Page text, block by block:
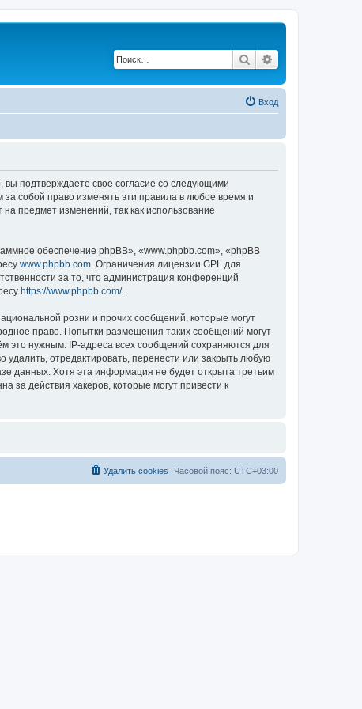
Поиск
Вход
подтверждаете своё согласие со следующими
собой право изменять эти правила в любое время и
предмет изменений, так как использование
обеспечение phpBB», «www.phpbb.com», «phpBB
www.phpbb.com . Ограничения лицензии GPL для
за то, что администрация конференций
https://www.phpbb.com/.
розни и прочих сообщений, которые могут
право. Попытки размещения таких сообщений могут
это нужным. IP-адреса всех сообщений сохраняются для
отредактировать, перенести или закрыть любую
данных. Хотя эта информация не будет открыта третьим
действия хакеров, которые могут привести к
Часовой пояс: UTC+03:00
Удалить cookies